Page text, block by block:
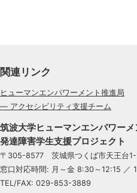
関連リンク
ヒューマンエンパワーメント推進局
— アクセシビリティ支援チーム
筑波大学ヒューマンエンパワー
発達障害学生支援プロジェクト
〒305-8577 茨城県つくば市天王台1-
窓口対応時間: 月～金 8:30～12:15 ／
TEL/FAX: 029-853-3889